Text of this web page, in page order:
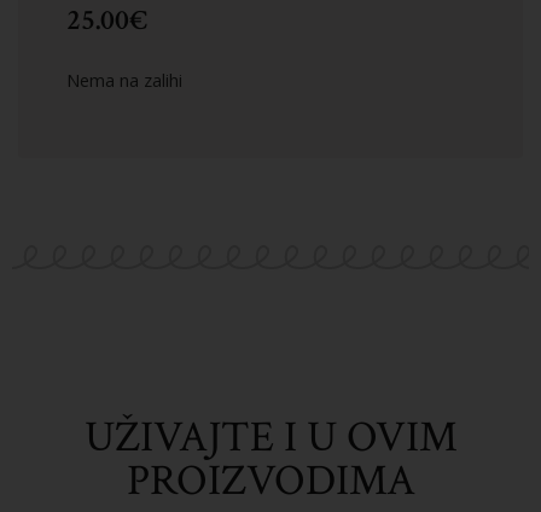
25.00€
Nema na zalihi
UŽIVAJTE I U OVIM
PROIZVODIMA